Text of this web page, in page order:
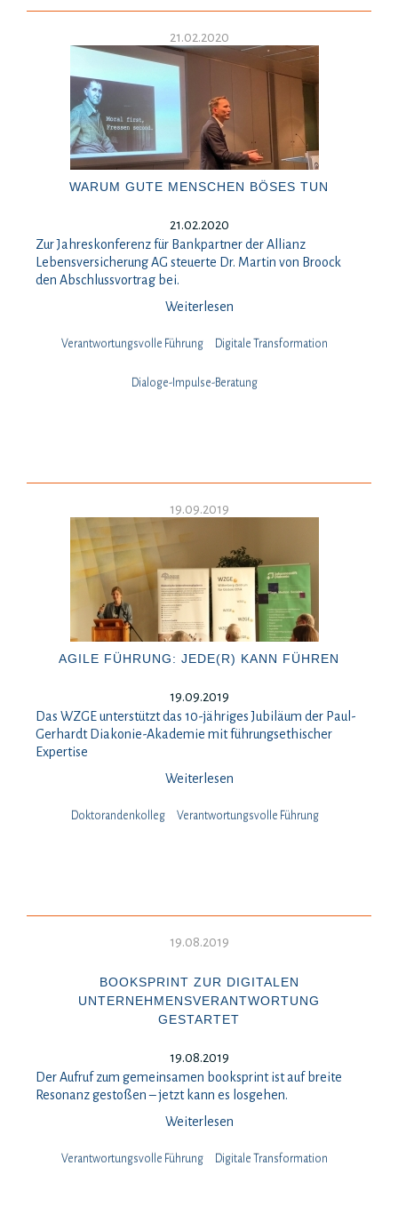
21.02.2020
WARUM GUTE MENSCHEN BÖSES TUN
21.02.2020
Zur Jahreskonferenz für Bankpartner der Allianz
Lebensversicherung AG steuerte Dr. Martin von Broock
den Abschlussvortrag bei.
Weiterlesen
Verantwortungsvolle Führung Digitale Transformation
Dialoge-Impulse-Beratung
19.09.2019
AGILE FÜHRUNG: JEDE(R) KANN FÜHREN
19.09.2019
Das WZGE unterstützt das 10-jähriges Jubiläum der Paul-
Gerhardt Diakonie-Akademie mit führungsethischer
Expertise
Weiterlesen
Doktorandenkolleg Verantwortungsvolle Führung
19.08.2019
BOOKSPRINT ZUR DIGITALEN
UNTERNEHMENSVERANTWORTUNG
GESTARTET
19.08.2019
Der Aufruf zum gemeinsamen booksprint ist auf breite
Resonanz gestoßen – jetzt kann es losgehen.
Weiterlesen
Verantwortungsvolle Führung Digitale Transformation